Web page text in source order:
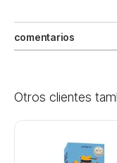
comentarios
Otros clientes